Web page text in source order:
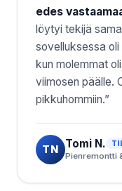
edes
löytyi tekijä
sovelluksessa
kun molemmat
viimosen päälle.
pikkuhommiin.”
TN Tomi N.
Pienremontti